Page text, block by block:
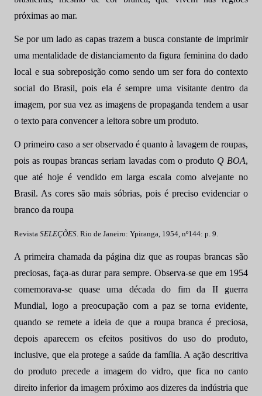
próximas ao mar.
Se por um lado as capas trazem a busca constante de imprimir
uma mentalidade de distanciamento da figura feminina do dado
local e sua sobreposição como sendo um ser fora do contexto
social do Brasil, pois ela é sempre uma visitante dentro da
imagem, por sua vez as imagens de propaganda tendem a usar
o texto para convencer a leitora sobre um produto.
O primeiro caso a ser observado é quanto à lavagem de roupas,
pois as roupas brancas seriam lavadas com o produto Q BOA,
que até hoje é vendido em larga escala como alvejante no
Brasil. As cores são mais sóbrias, pois é preciso evidenciar o
branco da roupa
Revista SELEÇÕES . Rio de Janeiro: Ypiranga, 1954, nº144: p. 9.
A primeira chamada da página diz que as roupas brancas são
preciosas, faça-as durar para sempre. Observa-se que em 1954
comemorava-se quase uma década do fim da II guerra
Mundial, logo a preocupação com a paz se torna evidente,
quando se remete a ideia de que a roupa branca é preciosa,
depois aparecem os efeitos positivos do uso do produto,
inclusive, que ela protege a saúde da família. A ação descritiva
do produto precede a imagem do vidro, que fica no canto
direito inferior da imagem próximo aos dizeres da indústria que